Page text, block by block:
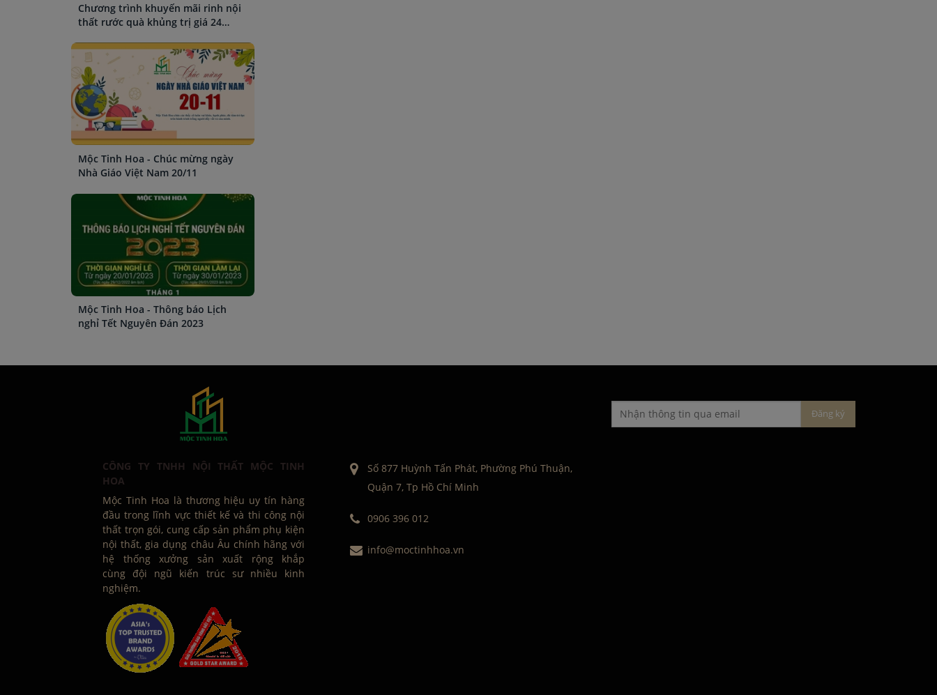
Chương trình khuyến mãi rinh nội
thất rước quà khủng trị giá 24
Mộc Tinh Hoa - Chúc mừng ngày
Nhà Giáo Việt Nam 20/11
Mộc Tinh Hoa - Thông báo Lịch
nghỉ Tết Nguyên Đán 2023
CÔNG TY TNHH NỘI THẤT MỘC TINH
HOA
Mộc Tinh Hoa là thương hiệu uy tín hàng
đầu trong lĩnh vực thiết kế và thi công nội
thất trọn gói, cung cấp sản phẩm phụ kiện
nội thất, gia dụng châu Âu chính hãng với
hệ thống xưởng sản xuất rộng khắp
cùng đội ngũ kiến trúc sư nhiều kinh
nghiệm.
Số 877 Huỳnh Tấn Phát, Phường Phú Thuận,
Quận 7, Tp Hồ Chí Minh
0906 396 012
info@moctinhhoa.vn